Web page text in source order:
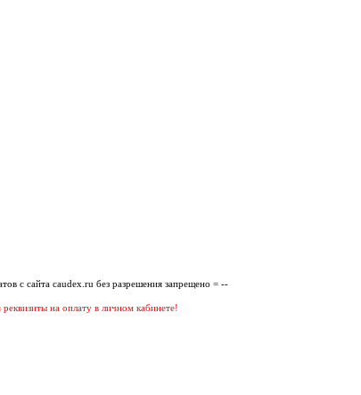
с сайта caudex.ru без разрешения запрещено = --
на оплату в личном кабинете!